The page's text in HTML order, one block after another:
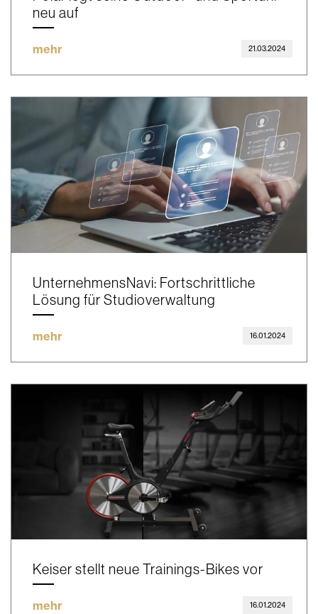
neu auf
mehr 21.03.2024
UnternehmensNavi: Fortschrittliche
Lösung für Studioverwaltung
mehr 16.01.2024
Keiser stellt neue Trainings-Bikes vor
mehr 16.01.2024